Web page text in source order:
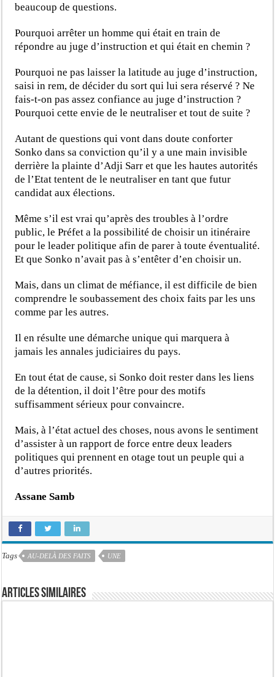
beaucoup de questions.
Pourquoi arrêter un homme qui était en train de
répondre au juge d’instruction et qui était en chemin ?
Pourquoi ne pas laisser la latitude au juge d’instruction,
saisi in rem, de décider du sort qui lui sera réservé ? Ne
fais-t-on pas assez confiance au juge d’instruction ?
Pourquoi cette envie de le neutraliser et tout de suite ?
Autant de questions qui vont dans doute conforter
Sonko dans sa conviction qu’il y a une main invisible
derrière la plainte d’Adji Sarr et que les hautes autorités
de l’Etat tentent de le neutraliser en tant que futur
candidat aux élections.
Même s’il est vrai qu’après des troubles à l’ordre
public, le Préfet a la possibilité de choisir un itinéraire
pour le leader politique afin de parer à toute éventualité.
Et que Sonko n’avait pas à s’entêter d’en choisir un.
Mais, dans un climat de méfiance, il est difficile de bien
comprendre le soubassement des choix faits par les uns
comme par les autres.
Il en résulte une démarche unique qui marquera à
jamais les annales judiciaires du pays.
En tout état de cause, si Sonko doit rester dans les liens
de la détention, il doit l’être pour des motifs
suffisamment sérieux pour convaincre.
Mais, à l’état actuel des choses, nous avons le sentiment
d’assister à un rapport de force entre deux leaders
politiques qui prennent en otage tout un peuple qui a
d’autres priorités.
Assane Samb
Tags AU-DELÀ DES FAITS UNE
Articles similaires